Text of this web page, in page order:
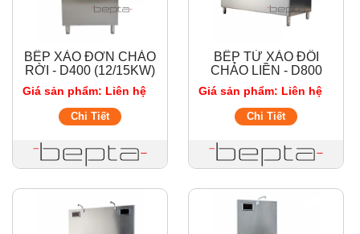
BẾP XÀO ĐƠN CHẢO
RỜI - D400 (12/15KW)
Giá sản phẩm: Liên hệ
Chi Tiết
BẾP TỪ XÀO ĐÔI
CHẢO LIỀN - D800
Giá sản phẩm: Liên hệ
Chi Tiết